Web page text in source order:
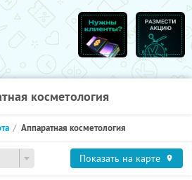
косметология
Аппаратная косметология
Показать на карте